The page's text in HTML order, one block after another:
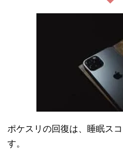
ポケスリの回復は、睡眠ス
す。